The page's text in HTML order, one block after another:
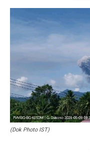
(Dok Photo IST)